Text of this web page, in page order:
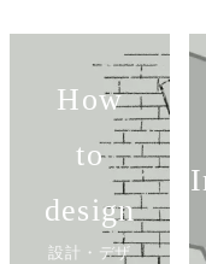
How
to
design
設計・デザ